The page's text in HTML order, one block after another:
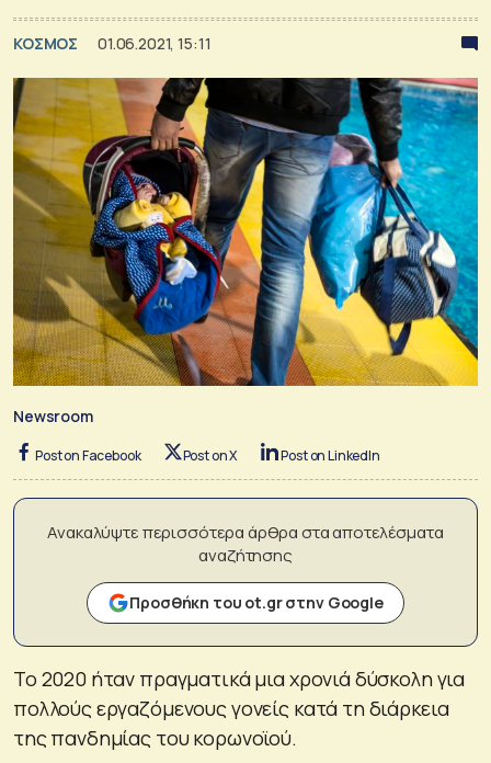
ΚΟΣΜΟΣ 01.06.2021, 15:11
Newsroom
Post on Facebook Post on X Post on LinkedIn
Ανακαλύψτε περισσότερα άρθρα στα αποτελέσματα
αναζήτησης
Προσθήκη του ot.gr στην Google
Το 2020 ήταν πραγματικά μια χρονιά δύσκολη για
πολλούς εργαζόμενους γονείς κατά τη διάρκεια
της πανδημίας του κορωνοϊού.